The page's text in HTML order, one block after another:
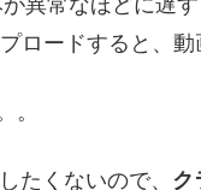
ロードすると、
。
たくないので、 ク